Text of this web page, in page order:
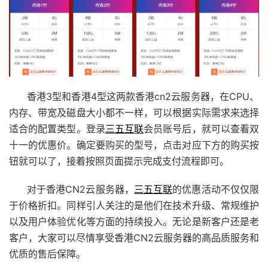
香港3型和香港4型这两款香港cn2云服务器，在CPU、
内存、带宽及磁盘大小都不一样，可以根据实际需求来选择
适合的配置类型。登录三五互联会员账号后，就可以查看双
十一的优惠价。确定要购买的型号，点击对应下方的购买按
钮就可以了，接着按照页面提示完成支付流程即可。
对于香港CN2云服务器， 三五互联的优惠活动不仅仅限
于价格折扣。同样引人关注的是他们在技术升级、常规维护
以及用户体验优化等方面的持续投入。无论是新客户还是老
客户，大家可以尽情享受香港CN2云服务器的高品质服务和
优质的售后保障。